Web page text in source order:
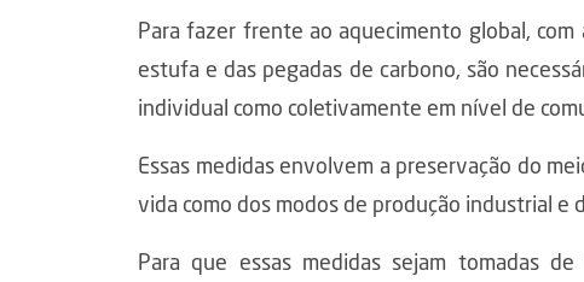
Para fazer frente ao aquecimento global,
estufa e das pegadas de carbono, são
individual como coletivamente em nível de
Essas medidas envolvem a preservação do
vida como dos modos de produção industrial e
Para que essas medidas sejam tomadas